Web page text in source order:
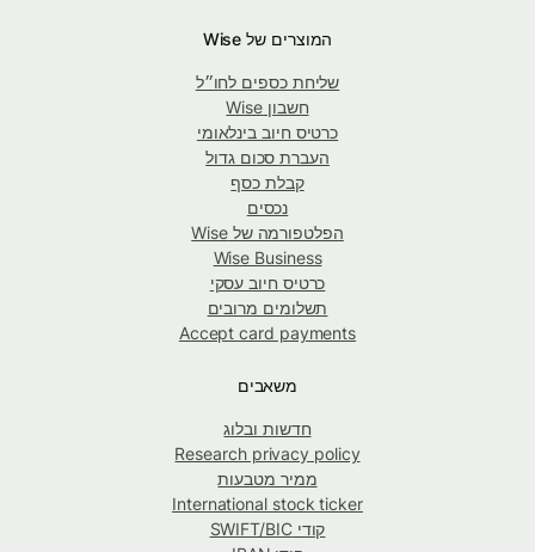
המוצרים של Wise
שליחת כספים לחו״ל
חשבון Wise
כרטיס חיוב בינלאומי
העברת סכום גדול
קבלת כסף
נכסים
הפלטפורמה של Wise
Wise Business
כרטיס חיוב עסקי
תשלומים מרובים
Accept card payments
משאבים
חדשות ובלוג
Research privacy policy
ממיר מטבעות
International stock ticker
קודי SWIFT/BIC